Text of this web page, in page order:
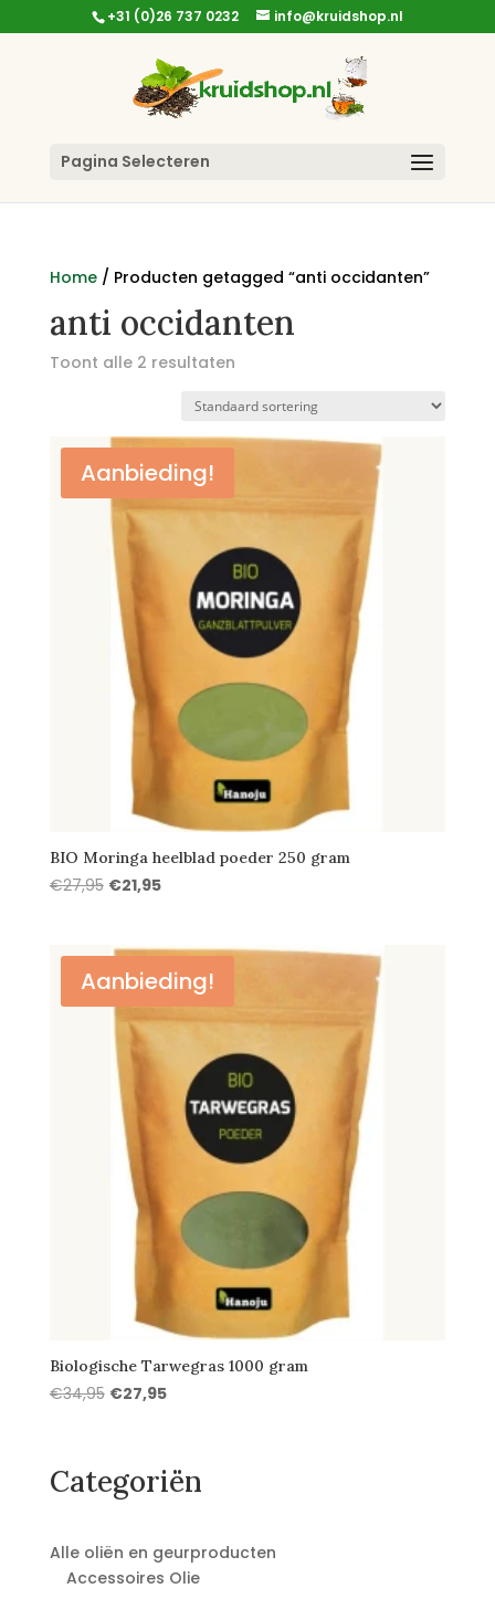
+31 (0)26 737 0232 info@kruidshop.nl
Pagina Selecteren
Home/ Producten getagged “anti occidanten”
anti occidanten
Toont alle 2 resultaten
Aanbieding!
BIO Moringa heelblad poeder 250 gram
€27,95 Oorspronkelijke
€27,95.
€21,95Huidige
€21,95.
Aanbieding!
Biologische Tarwegras 1000 gram
€34,95 Oorspronkelijke
€34,95.
€27,95Huidige
€27,95.
Categoriën
Alle oliën en geurproducten
Accessoires Olie